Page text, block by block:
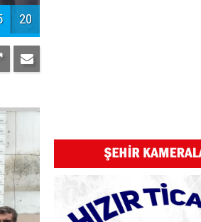
20
Pazar Kızkulesi
başladı